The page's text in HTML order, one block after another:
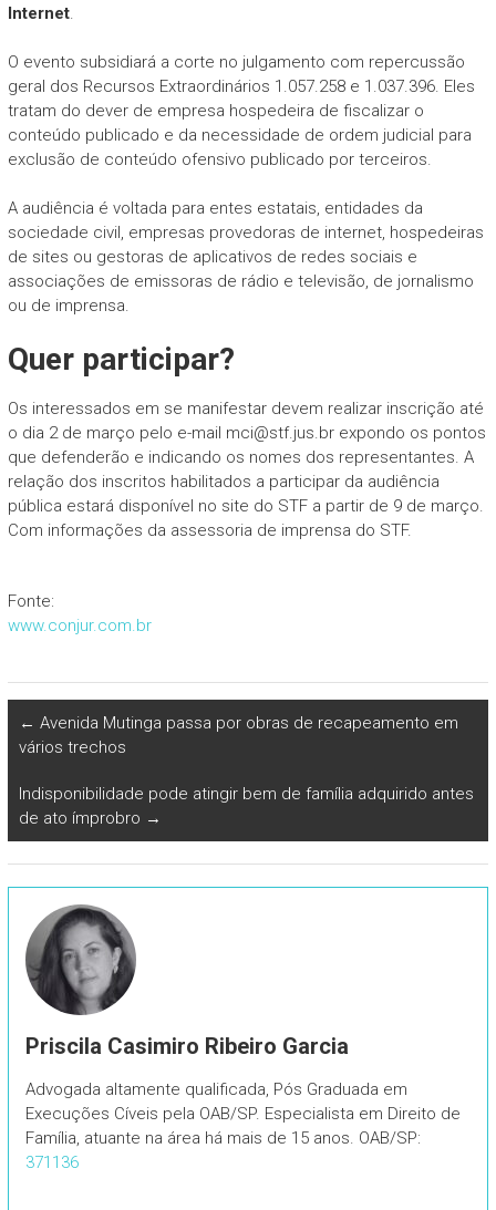
Internet.
O evento subsidiará a corte no julgamento com repercussão
geral dos Recursos Extraordinários 1.057.258 e 1.037.396. Eles
tratam do dever de empresa hospedeira de fiscalizar o
conteúdo publicado e da necessidade de ordem judicial para
exclusão de conteúdo ofensivo publicado por terceiros.
A audiência é voltada para entes estatais, entidades da
sociedade civil, empresas provedoras de internet, hospedeiras
de sites ou gestoras de aplicativos de redes sociais e
associações de emissoras de rádio e televisão, de jornalismo
ou de imprensa.
Quer participar?
Os interessados em se manifestar devem realizar inscrição até
o dia 2 de março pelo e-mail mci@stf.jus.br expondo os pontos
que defenderão e indicando os nomes dos representantes. A
relação dos inscritos habilitados a participar da audiência
pública estará disponível no site do STF a partir de 9 de março.
Com informações da assessoria de imprensa do STF.
Fonte:
www.conjur.com.br
← Avenida Mutinga passa por obras de recapeamento em
vários trechos
Indisponibilidade pode atingir bem de família adquirido antes
de ato ímprobro →
Priscila Casimiro Ribeiro Garcia
Advogada altamente qualificada, Pós Graduada em
Execuções Cíveis pela OAB/SP. Especialista em Direito de
Família, atuante na área há mais de 15 anos. OAB/SP:
371136